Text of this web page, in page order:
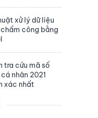
xử lý dữ liệu
công bằng
tra cứu mã số
nhân 2021
xác nhất